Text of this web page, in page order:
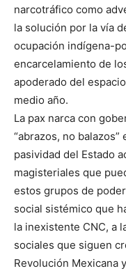
narcotráfico como
la solución por la vía
ocupación indígena-
encarcelamiento de
apoderado del
medio año.
La pax narca con
“abrazos, no
pasividad del Estado
magisteriales que
estos grupos de
social sistémico que
la inexistente CNC, a
sociales que siguen
Revolución Mexicana